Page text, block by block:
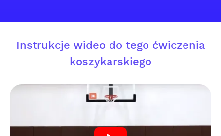
Instrukcje wideo do tego ćwiczenia
koszykarskiego